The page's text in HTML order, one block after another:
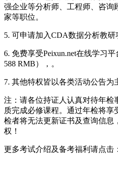
强企业等分析师、工程师、咨询
家等职位。
5. 可申请加入CDA数据分析教研
6. 免费享受Peixun.net在线学习平
588 RMB），。
7. 其他特权皆以各类活动公告为
注： 请各位持证 人 认真对待年检
质完成必修课程。通过年检将享
检者将无法更新证书及查询信息
权 ！
更多考试介绍及备考福利请点击：